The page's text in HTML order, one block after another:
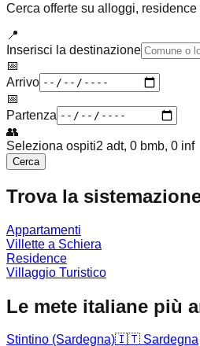
Cerca offerte su alloggi,
📍
Inserisci la destinazione
📅
Arrivo
📅
Partenza
👥
Seleziona ospiti2 adt, 0 bmb, 0 inf
Cerca
Trova la
Appartamenti
Villette a Schiera
Residence
Villaggio Turistico
Le mete italiane più
Stintino (Sardegna)🇮🇹 Sardegna